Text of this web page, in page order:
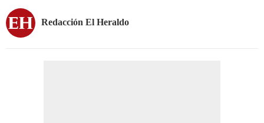
Redacción El Heraldo